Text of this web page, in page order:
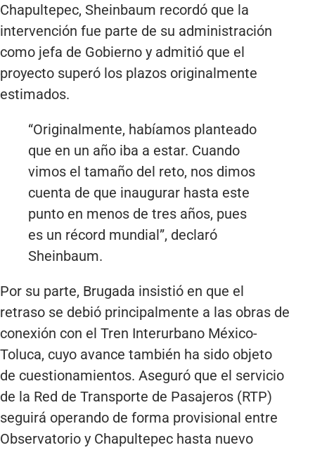
Chapultepec, Sheinbaum recordó que la
intervención fue parte de su administración
como jefa de Gobierno y admitió que el
proyecto superó los plazos originalmente
estimados.
“Originalmente, habíamos planteado
que en un año iba a estar. Cuando
vimos el tamaño del reto, nos dimos
cuenta de que inaugurar hasta este
punto en menos de tres años, pues
es un récord mundial”, declaró
Sheinbaum.
Por su parte, Brugada insistió en que el
retraso se debió principalmente a las obras de
conexión con el Tren Interurbano México-
Toluca, cuyo avance también ha sido objeto
de cuestionamientos. Aseguró que el servicio
de la Red de Transporte de Pasajeros (RTP)
seguirá operando de forma provisional entre
Observatorio y Chapultepec hasta nuevo